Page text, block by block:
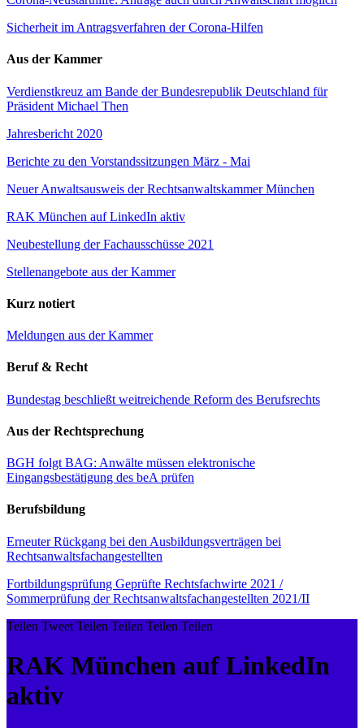
Sicherheit im Antragsverfahren der Corona-Hilfen
Aus der Kammer
Verdienstkreuz am Bande der Bundesrepublik Deutschland für
Präsident Michael Then
Jahresbericht 2020
Berichte zu den Vorstandssitzungen März - Mai
Neuer Anwaltsausweis der Rechtsanwaltskammer München
RAK München auf LinkedIn aktiv
Neubestellung der Fachausschüsse 2021
Stellenangebote aus der Kammer
Kurz notiert
Meldungen aus der Kammer
Beruf & Recht
Bundestag beschließt weitreichende Reform des Berufsrechts
Aus der Rechtsprechung
BGH folgt BAG: Anwälte müssen elektronische
Eingangsbestätigung des beA prüfen
Berufsbildung
Erneuter Rückgang bei den Ausbildungsverträgen bei
Rechtsanwaltsfachangestellten
Fortbildungsprüfung Geprüfte Rechtsfachwirte 2021 /
Sommerprüfung der Rechtsanwaltsfachangestellten 2021/II
Teilen Tweet Teilen Teilen Teilen Teilen
RAK München auf LinkedIn
aktiv